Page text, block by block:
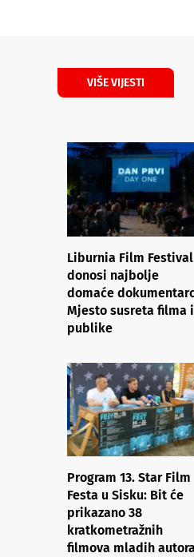
VIŠE VIJESTI
Liburnia Film Festival
donosi najbolje
domaće
Mjesto susreta filma i
publike
Program 13. Star Film
Festa u Sisku: Bit će
prikazano 38
kratkometražnih
filmova mladih